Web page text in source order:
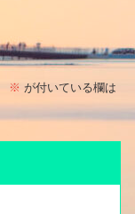
※ が付いている欄は